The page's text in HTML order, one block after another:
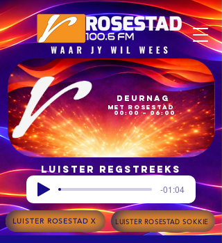
00:00 – 06:00
met Rosestad
Deurnag
Luister regstreeks
-01:04
LUISTER ROSESTAD X LUISTER ROSESTAD SOKKIE